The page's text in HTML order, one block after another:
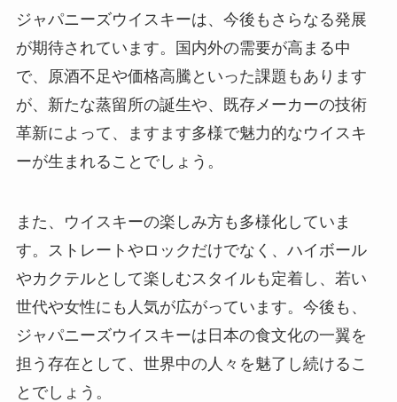
ジャパニーズウイスキーは、今後もさらなる発展
が期待されています。国内外の需要が高まる中
で、原酒不足や価格高騰といった課題もあります
が、新たな蒸留所の誕生や、既存メーカーの技術
革新によって、ますます多様で魅力的なウイスキ
ーが生まれることでしょう。
また、ウイスキーの楽しみ方も多様化していま
す。ストレートやロックだけでなく、ハイボール
やカクテルとして楽しむスタイルも定着し、若い
世代や女性にも人気が広がっています。今後も、
ジャパニーズウイスキーは日本の食文化の一翼を
担う存在として、世界中の人々を魅了し続けるこ
とでしょう。